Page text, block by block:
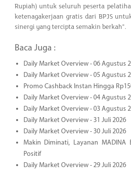
Rupiah) untuk seluruh peserta
ketenagakerjaan gratis dari BPJS
sinergi yang tercipta semakin berkah”.
Baca Juga :
Daily Market Overview - 06 Agustus
Daily Market Overview - 05 Agustus
Promo Cashback Instan Hingga
Daily Market Overview - 04 Agustus
Daily Market Overview - 03 Agustus
Daily Market Overview - 31 Juli 2026
Daily Market Overview - 30 Juli 2026
Makin Diminati, Layanan MADINA
Positif
Daily Market Overview - 29 Juli 2026